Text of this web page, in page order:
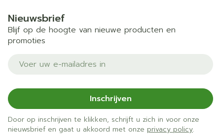
Nieuwsbrief
Blijf op de hoogte van nieuwe producten en
promoties
E-mail adres
Inschrijven
Door op inschrijven te klikken, schrijft u zich in voor onze
nieuwsbrief en gaat u akkoord met onze privacy policy.